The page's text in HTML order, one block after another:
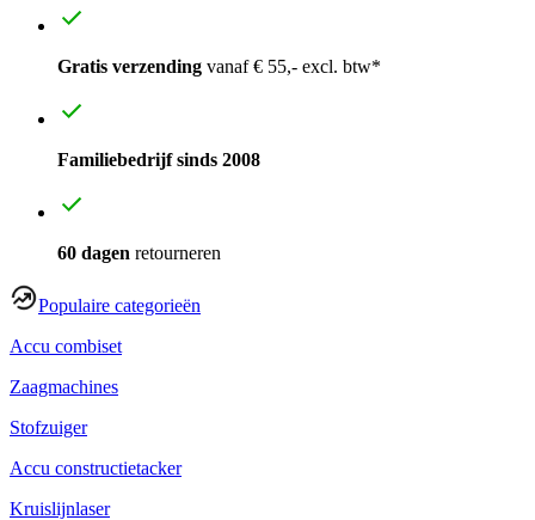
Gratis verzending vanaf € 55,- excl. btw*
Familiebedrijf sinds 2008
60 dagen retourneren
Populaire categorieën
Accu combiset
Zaagmachines
Stofzuiger
Accu constructietacker
Kruislijnlaser